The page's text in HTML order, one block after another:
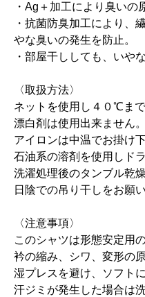
・Ag＋加工により臭いの
・抗菌防臭加工により、
やな臭いの発生を防止。
・部屋干ししても、いや
〈取扱方法〉
ネットを使用し４０℃ま
漂白剤は使用出来ません。
アイロンは中温でお掛け下
石油系の溶剤を使用しド
洗濯処理後のタンブル乾
日陰での吊り干しをお願
〈注意事項〉
このシャツは形態安定用
衿の縮み、シワ、変形の
湿プレスを避け、ソフト
汗ジミが発生した場合は